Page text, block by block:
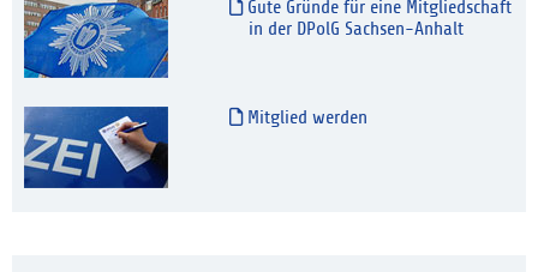
Gute Gründe für eine Mitgliedschaft
in der DPolG Sachsen-Anhalt
Mitglied werden